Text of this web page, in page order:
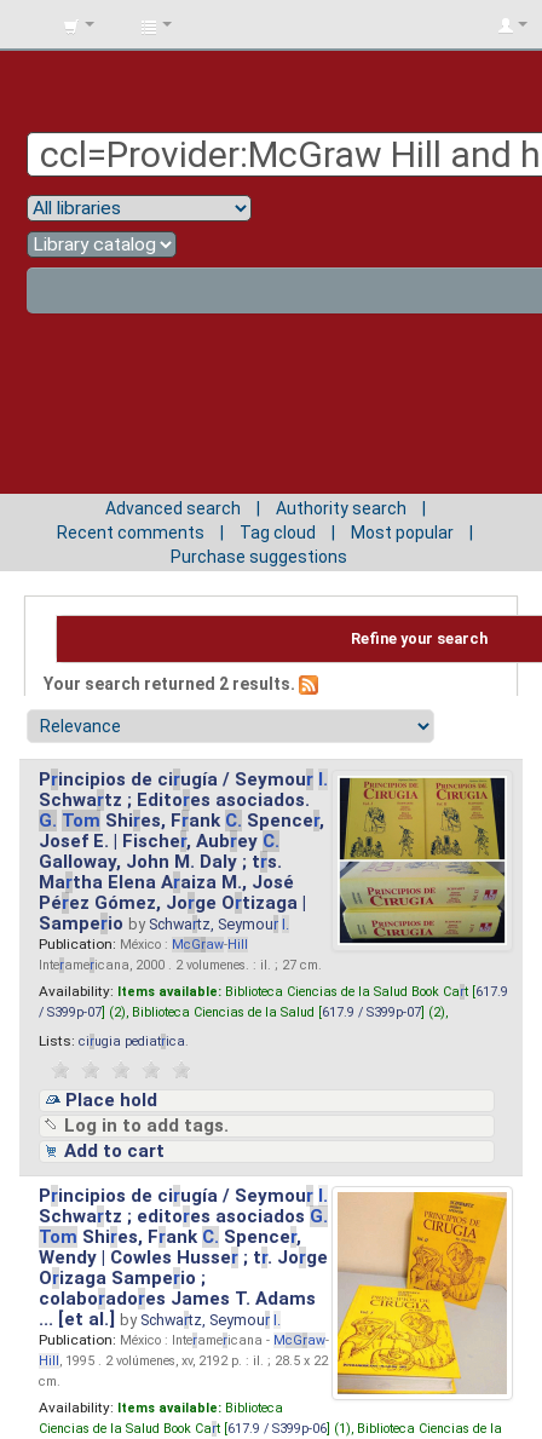
BIBLIOTECA
Advanced search
Authority search
Recent comments
Tag cloud
Most popular
Purchase suggestions
Refine your search
Your search returned 2 results.
Principios de cirugía / Seymour I.
Schwartz ; Editores asociados.
G. Tom Shires, Frank C. Spencer,
Josef E. | Fischer, Aubrey C.
Galloway, John M. Daly ; trs.
Martha Elena Araiza M., José
Pérez Gómez, Jorge Ortizaga |
Samperio by Schwartz, Seymour I.
Publication: México : McGraw-Hill
Interamericana, 2000 . 2 volumenes. : il. ; 27 cm.
Availability: Items available: Biblioteca Ciencias de la Salud Book Cart [ 617.9
/ S399p-07 ] (2), Biblioteca Ciencias de la Salud [ 617.9 / S399p-07 ] (2),
Lists: cirugia pediatrica
Place hold
Log in to add tags.
Add to cart
Principios de cirugía / Seymour I.
Schwartz ; editores asociados G.
Tom Shires, Frank C. Spencer,
Wendy | Cowles Husser ; tr. Jorge
Orizaga Samperio ;
colaboradores James T. Adams
... [et al.]by Schwartz, Seymour I.
Publication: México : Interamericana - McGraw-
Hill, 1995 . 2 volúmenes, xv, 2192 p. : il. ; 28.5 x 22
cm.
Availability: Items available: Biblioteca
Ciencias de la Salud Book Cart [ 617.9 / S399p-06 ] (1), Biblioteca Ciencias de la